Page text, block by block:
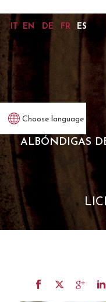
Choose language
ALBÓNDIGAS
IT EN DE FR ES